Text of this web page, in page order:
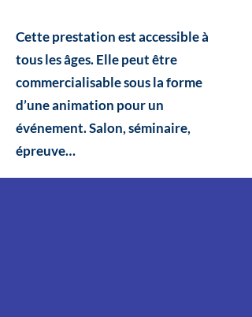
Cette prestation est accessible à
tous les âges. Elle peut être
commercialisable sous la forme
d’une animation pour un
événement. Salon, séminaire,
épreuve…